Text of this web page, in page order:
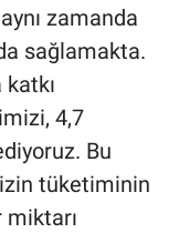
zamanda
sağlamakta.
4,7
Bu
tüketiminin
miktarı